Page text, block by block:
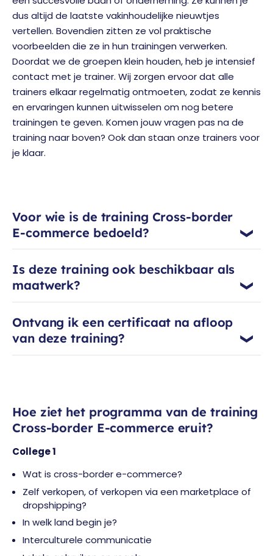
dus altijd de laatste vakinhoudelijke nieuwtjes
vertellen. Bovendien zitten ze vol praktische
voorbeelden die ze in hun trainingen verwerken.
Doordat we de groepen klein houden, heb je intensief
contact met je trainer. Wij zorgen ervoor dat alle
trainers elkaar regelmatig ontmoeten, zodat ze kennis
en ervaringen kunnen uitwisselen om nog betere
trainingen te geven. Komen jouw vragen pas na de
training naar boven? Ook dan staan onze trainers voor
je klaar.
Voor wie is de training Cross-border
E-commerce bedoeld?
Is deze training ook beschikbaar als
maatwerk?
Ontvang ik een certificaat na afloop
van deze training?
Hoe ziet het programma van de training
Cross-border E-commerce eruit?
College 1
Wat is cross-border e-commerce?
Zelf verkopen, of verkopen via een marketplace of
dropshipping?
In welk land begin je?
Interculturele communicatie